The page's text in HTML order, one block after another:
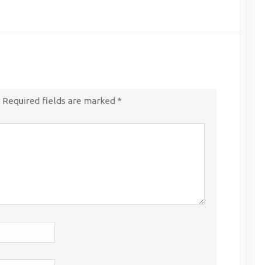
Required fields are marked *